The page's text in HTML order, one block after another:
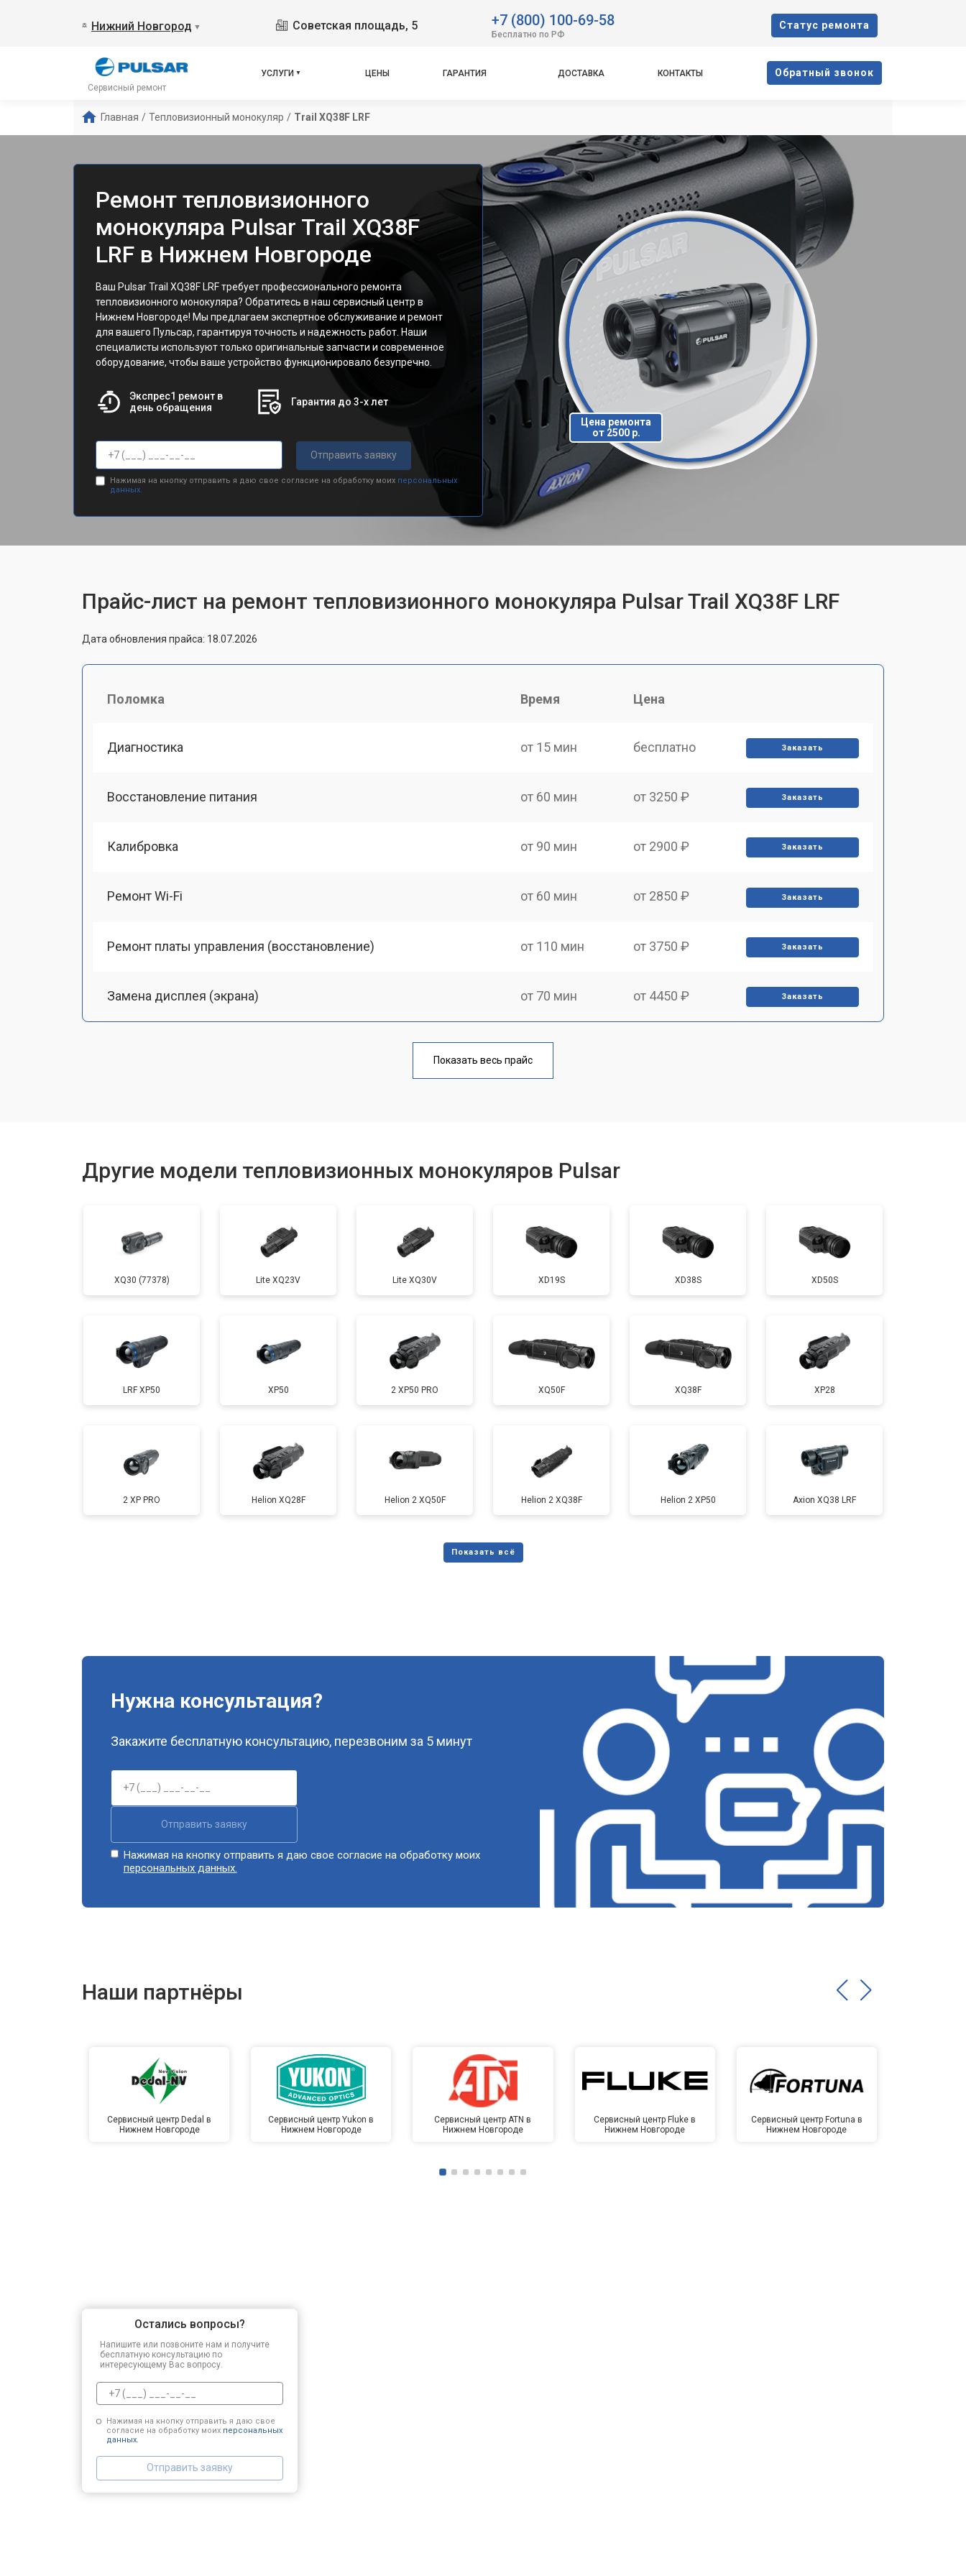
Нижний Новгород ▼ Советская площадь, 5 +7 (800) 100-69-58
Бесплатно по РФ
Cтатус ремонта
Сервисный ремонт
УСЛУГИ ЦЕНЫ ГАРАНТИЯ ДОСТАВКА КОНТАКТЫ Oбратный звонок
Главная / Тепловизионный монокуляр / Trail XQ38F LRF
Ремонт тепловизионного
монокуляра Pulsar Trail XQ38F
LRF в Нижнем Новгороде
Ваш Pulsar Trail XQ38F LRF требует профессионального ремонта
тепловизионного монокуляра? Обратитесь в наш сервисный центр в
Нижнем Новгороде! Мы предлагаем экспертное обслуживание и ремонт
для вашего Пульсар, гарантируя точность и надежность работ. Наши
специалисты используют только оригинальные запчасти и современное
оборудование, чтобы ваше устройство функционировало безупречно.
Экспрес1 ремонт в
день обращения
Гарантия до 3-х лет
Отправить заявку
Нажимая на кнопку отправить я даю свое согласие на обработку моих персональных
данных.
Цена ремонта
от 2500 р.
Прайс-лист на ремонт тепловизионного монокуляра Pulsar Trail XQ38F LRF
Дата обновления прайса: 18.07.2026
Поломка Время Цена
Диагностика от 15 мин бесплатно Заказать
Восстановление питания от 60 мин от 3250 ₽ Заказать
Калибровка от 90 мин от 2900 ₽ Заказать
Ремонт Wi-Fi от 60 мин от 2850 ₽ Заказать
Ремонт платы управления (восстановление) от 110 мин от 3750 ₽ Заказать
Замена дисплея (экрана) от 70 мин от 4450 ₽ Заказать
от 80 мин
Показать весь прайс
Другие модели тепловизионных монокуляров Pulsar
XQ30 (77378) Lite XQ23V Lite XQ30V XD19S XD38S XD50S
LRF XP50 XP50 2 XP50 PRO XQ50F XQ38F XP28
2 XP PRO Helion XQ28F Helion 2 XQ50F Helion 2 XQ38F Helion 2 XP50 Axion XQ38 LRF
Нужна консультация?
Закажите бесплатную консультацию, перезвоним за 5 минут
Отправить заявку
Нажимая на кнопку отправить я даю свое согласие на обработку моих
персональных данных.
Наши партнёры
Сервисный центр Dedal в
Нижнем Новгороде
Сервисный центр Yukon в
Нижнем Новгороде
Сервисный центр ATN в
Нижнем Новгороде
Сервисный центр Fluke в
Нижнем Новгороде
Сервисный центр Fortuna в
Нижнем Новгороде
Остались вопросы?
Напишите или позвоните нам и получите
бесплатную консультацию по
интересующему Вас вопросу.
Нажимая на кнопку отправить я даю свое
согласие на обработку моих персональных
данных.
Отправить заявку